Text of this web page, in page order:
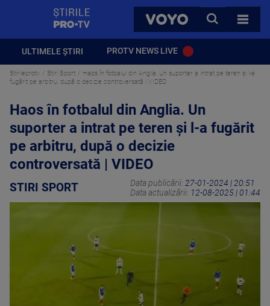
VOYO
CAUTA
TOATE
ULTIMELE ȘTIRI PROTV NEWS LIVE
Stirileprotv Stiri Sport
Haos în fotbalul din Anglia. Un suporter a intrat pe teren și l-a
fugărit pe arbitru, după o decizie controversată | VIDEO
Haos în fotbalul din Anglia. Un
suporter a intrat pe teren și l-a fugărit
pe arbitru, după o decizie
controversată | VIDEO
STIRI SPORT Data publicării: 27-01-2024 | 20:51
Data actualizării: 12-08-2025 | 01:44